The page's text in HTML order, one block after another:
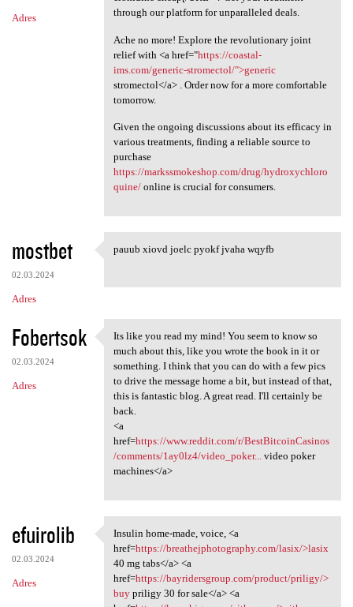
Adres
through our platform for unparalleled deals.
Ache no more! Explore the revolutionary joint
relief with <a href="https://coastal-
ims.com/generic-stromectol/">generic
stromectol</a> . Order now for a more comfortable
tomorrow.
Given the ongoing discussions about its efficacy in
various treatments, finding a reliable source to
purchase
https://markssmokeshop.com/drug/hydroxychloro
quine/online is crucial for consumers.
mostbet
02.03.2024
Adres
pauub xiovd joelc pyokf jvaha
pauub xiovd joelc pyokf jvaha wqyfb
Fobertsok
02.03.2024
Adres
Its like you read my mind!
Its like you read my mind! You seem to know so
much about this, like you wrote the book in it or
something. I think that you can do with a few pics
to drive the message home a bit, but instead of that,
this is fantastic blog. A great read. I'll certainly be
back.
<a
href=https://www.reddit.com/r/BestBitcoinCasinos
/comments/1ay0lz4/video_poker...
video poker
machines</a>
efuirolib
02.03.2024
Adres
Insulin home-made, voice, <a
Insulin home-made, voice, <a
href=https://breathejphotography.com/lasix/>lasix
40 mg tabs</a> <a
href=https://bayridersgroup.com/product/priligy/>
buypriligy 30 for sale</a> <a